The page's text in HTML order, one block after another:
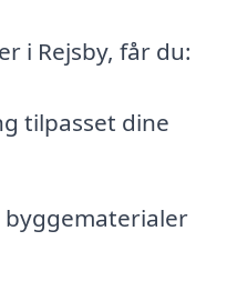
i Rejsby, får du:
tilpasset dine
byggematerialer